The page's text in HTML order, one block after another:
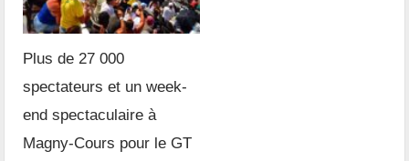
Plus de 27 000
spectateurs et un week-
end spectaculaire à
Magny-Cours pour le GT